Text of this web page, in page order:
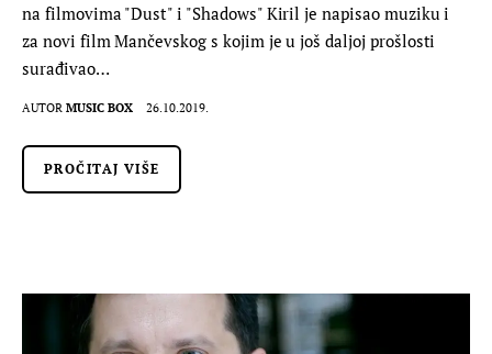
na filmovima "Dust" i "Shadows" Kiril je napisao muziku i
za novi film Mančevskog s kojim je u još daljoj prošlosti
surađivao…
AUTOR MUSIC BOX 26.10.2019.
PROČITAJ VIŠE